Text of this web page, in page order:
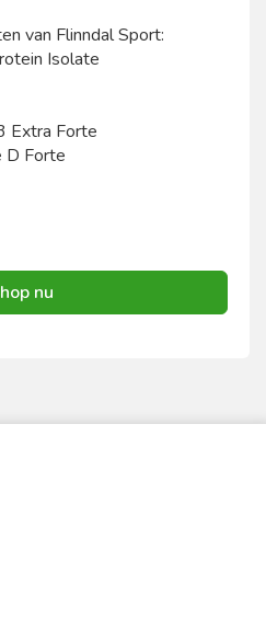
van Flinndal Sport:
Isolate
Extra Forte
D Forte
nu